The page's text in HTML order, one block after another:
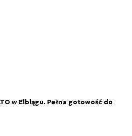
w Elblągu. Pełna gotowość do